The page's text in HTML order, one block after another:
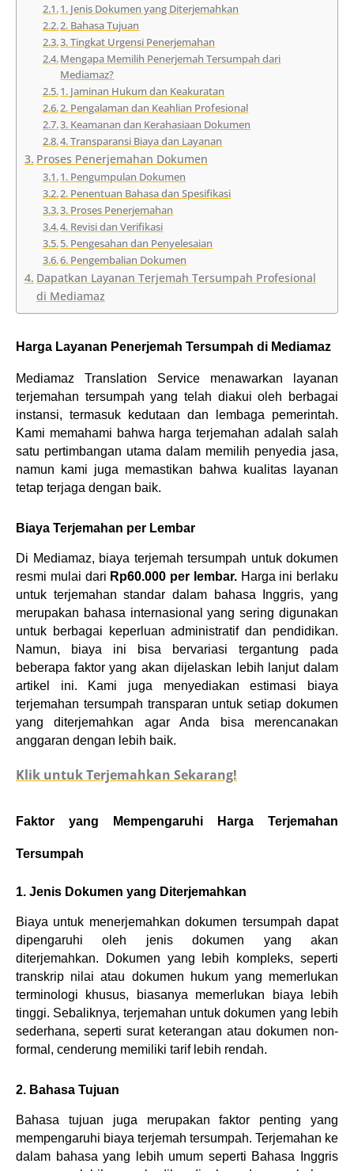
1. Jenis Dokumen yang Diterjemahkan
2. Bahasa Tujuan
3. Tingkat Urgensi Penerjemahan
Mengapa Memilih Penerjemah Tersumpah dari
Mediamaz?
1. Jaminan Hukum dan Keakuratan
2. Pengalaman dan Keahlian Profesional
3. Keamanan dan Kerahasiaan Dokumen
4. Transparansi Biaya dan Layanan
Proses Penerjemahan Dokumen
1. Pengumpulan Dokumen
2. Penentuan Bahasa dan Spesifikasi
3. Proses Penerjemahan
4. Revisi dan Verifikasi
5. Pengesahan dan Penyelesaian
6. Pengembalian Dokumen
Dapatkan Layanan Terjemah Tersumpah Profesional
di Mediamaz
Harga Layanan Penerjemah Tersumpah di Mediamaz
Mediamaz Translation Service menawarkan layanan
terjemahan tersumpah yang telah diakui oleh berbagai
instansi, termasuk kedutaan dan lembaga pemerintah.
Kami memahami bahwa harga terjemahan adalah salah
satu pertimbangan utama dalam memilih penyedia jasa,
namun kami juga memastikan bahwa kualitas layanan
tetap terjaga dengan baik.
Biaya Terjemahan per Lembar
Di Mediamaz, biaya terjemah tersumpah untuk dokumen
resmi mulai dari Rp60.000 per lembar. Harga ini berlaku
untuk terjemahan standar dalam bahasa Inggris, yang
merupakan bahasa internasional yang sering digunakan
Namun, biaya ini bisa bervariasi tergantung pada
beberapa faktor yang akan dijelaskan lebih lanjut dalam
artikel ini. Kami juga menyediakan estimasi biaya
terjemahan tersumpah transparan untuk setiap dokumen
yang diterjemahkan agar Anda bisa merencanakan
anggaran dengan lebih baik.
Klik untuk Terjemahkan Sekarang!
Faktor yang Mempengaruhi Harga Terjemahan
Tersumpah
1. Jenis Dokumen yang Diterjemahkan
Biaya untuk menerjemahkan dokumen tersumpah dapat
dipengaruhi oleh jenis dokumen yang akan
diterjemahkan. Dokumen yang lebih kompleks, seperti
transkrip nilai atau dokumen hukum yang memerlukan
terminologi khusus, biasanya memerlukan biaya lebih
tinggi. Sebaliknya, terjemahan untuk dokumen yang lebih
sederhana, seperti surat keterangan atau dokumen non-
formal, cenderung memiliki tarif lebih rendah.
2. Bahasa Tujuan
Bahasa tujuan juga merupakan faktor penting yang
mempengaruhi biaya terjemah tersumpah. Terjemahan ke
dalam bahasa yang lebih umum seperti Bahasa Inggris